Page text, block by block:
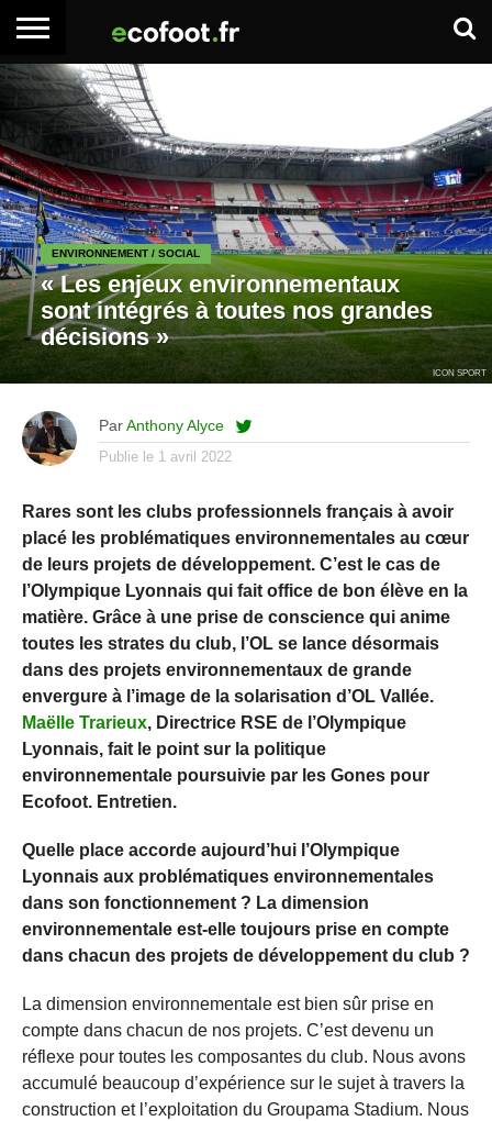
ACCUEIL
ARTICLES
PREMIUM
ADHÉSION
PREMIUM
SE
CONNECTER
EMPLOI
BOITE
À
OUTILS
ENVIRONNEMENT / SOCIAL
« Les enjeux environnementaux
sont intégrés à toutes nos grandes
décisions »
ICON SPORT
Par Anthony Alyce
Publie le 1 avril 2022
Rares sont les clubs professionnels français à avoir
placé les problématiques environnementales au cœur
de leurs projets de développement. C’est le cas de
l’Olympique Lyonnais qui fait office de bon élève en la
matière. Grâce à une prise de conscience qui anime
toutes les strates du club, l’OL se lance désormais
dans des projets environnementaux de grande
envergure à l’image de la solarisation d’OL Vallée.
Maëlle Trarieux, Directrice RSE de l’Olympique
Lyonnais, fait le point sur la politique
environnementale poursuivie par les Gones pour
Ecofoot. Entretien.
Quelle place accorde aujourd’hui l’Olympique
Lyonnais aux problématiques environnementales
dans son fonctionnement ? La dimension
environnementale est-elle toujours prise en compte
dans chacun des projets de développement du club ?
La dimension environnementale est bien sûr prise en
compte dans chacun de nos projets. C’est devenu un
réflexe pour toutes les composantes du club. Nous avons
accumulé beaucoup d’expérience sur le sujet à travers la
construction et l’exploitation du Groupama Stadium. Nous